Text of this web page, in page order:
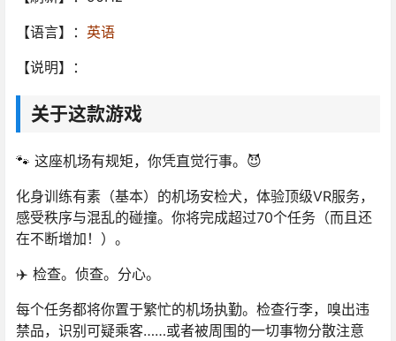
【语言】： 英语
【说明】：
关于这款游戏
🐾 这座机场有规矩，你凭直觉行事。😈
化身训练有素（基本）的机场安检犬，体验顶级VR服务，
感受秩序与混乱的碰撞。你将完成超过70个任务（而且还
在不断增加！）。
✈️ 检查。侦查。分心。
每个任务都将你置于繁忙的机场执勤。检查行李，嗅出违
禁品，识别可疑乘客……或者被周围的一切事物分散注意